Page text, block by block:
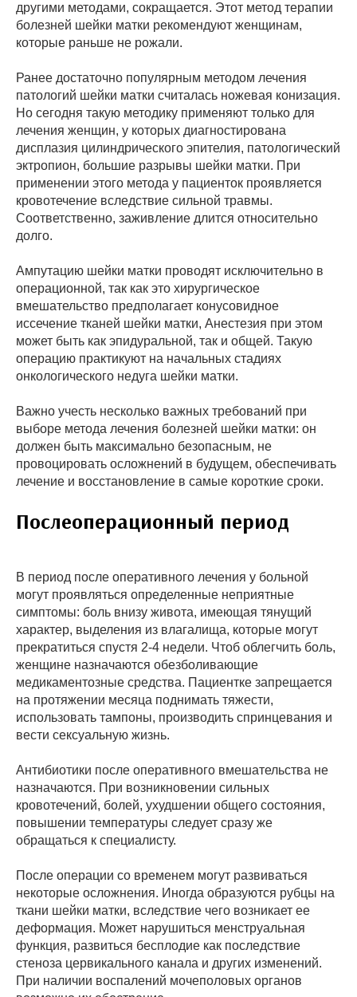
другими методами, сокращается. Этот метод терапии
болезней шейки матки рекомендуют женщинам,
которые раньше не рожали.
Ранее достаточно популярным методом лечения
патологий шейки матки считалась ножевая конизация.
Но сегодня такую методику применяют только для
лечения женщин, у которых диагностирована
дисплазия цилиндрического эпителия, патологический
эктропион, большие разрывы шейки матки. При
применении этого метода у пациенток проявляется
кровотечение вследствие сильной травмы.
Соответственно, заживление длится относительно
долго.
Ампутацию шейки матки проводят исключительно в
операционной, так как это хирургическое
вмешательство предполагает конусовидное
иссечение тканей шейки матки, Анестезия при этом
может быть как эпидуральной, так и общей. Такую
операцию практикуют на начальных стадиях
онкологического недуга шейки матки.
Важно учесть несколько важных требований при
выборе метода лечения болезней шейки матки: он
должен быть максимально безопасным, не
провоцировать осложнений в будущем, обеспечивать
лечение и восстановление в самые короткие сроки.
Послеоперационный период
В период после оперативного лечения у больной
могут проявляться определенные неприятные
симптомы: боль внизу живота, имеющая тянущий
характер, выделения из влагалища, которые могут
прекратиться спустя 2-4 недели. Чтоб облегчить боль,
женщине назначаются обезболивающие
медикаментозные средства. Пациентке запрещается
на протяжении месяца поднимать тяжести,
использовать тампоны, производить спринцевания и
вести сексуальную жизнь.
Антибиотики после оперативного вмешательства не
назначаются. При возникновении сильных
кровотечений, болей, ухудшении общего состояния,
повышении температуры следует сразу же
обращаться к специалисту.
После операции со временем могут развиваться
некоторые осложнения. Иногда образуются рубцы на
ткани шейки матки, вследствие чего возникает ее
деформация. Может нарушиться менструальная
функция, развиться бесплодие как последствие
стеноза цервикального канала и других изменений.
При наличии воспалений мочеполовых органов